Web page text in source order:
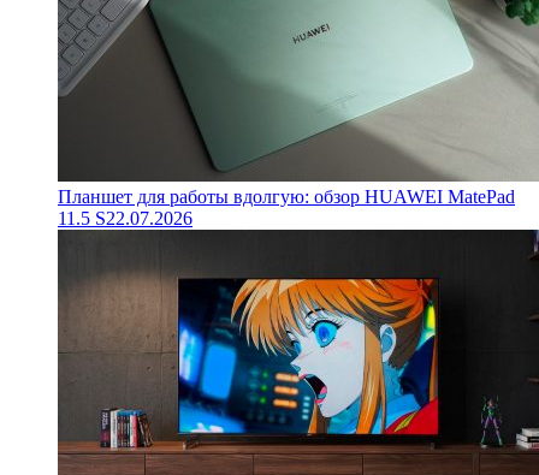
Планшет для работы вдолгую: обзор HUAWEI MatePad
11.5 S22.07.2026